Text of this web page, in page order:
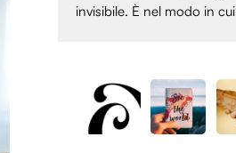
invisibile. È nel modo in cui